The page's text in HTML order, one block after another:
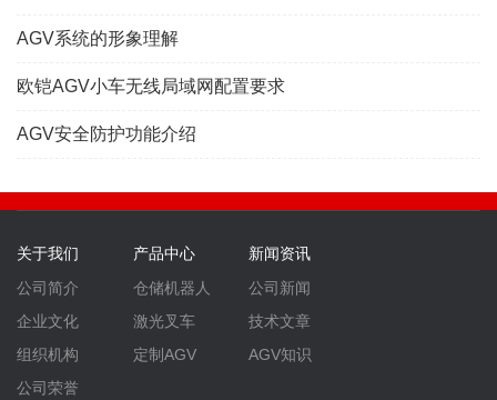
AGV系统的形象理解
欧铠AGV小车无线局域网配置要求
AGV安全防护功能介绍
关于我们
公司简介
企业文化
组织机构
公司荣誉
产品中心
仓储机器人
激光叉车
定制AGV
新闻资讯
公司新闻
技术文章
AGV知识